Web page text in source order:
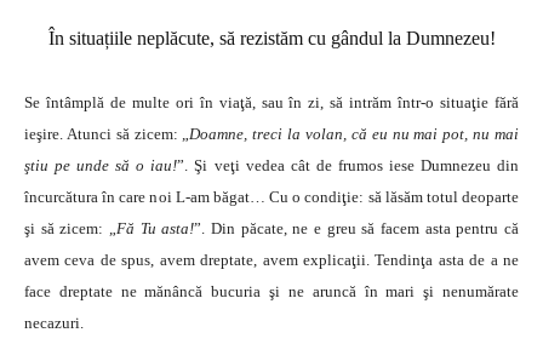
În situațiile neplăcute, să rezistăm cu gândul la Dumnezeu!
Se întâmplă de multe ori în viaţă, sau în zi, să intrăm într-o situaţie fără
ieşire. Atunci să zicem: „Doamne, treci la volan, că eu nu mai pot, nu mai
ştiu pe unde să o iau!”. Şi veţi vedea cât de frumos iese Dumnezeu din
încurcătura în care noi L-am băgat… Cu o condiţie: să lăsăm totul deoparte
şi să zicem: „Fă Tu asta!”. Din păcate, ne e greu să facem asta pentru că
avem ceva de spus, avem dreptate, avem explicaţii. Tendinţa asta de a ne
face dreptate ne mănâncă bucuria şi ne aruncă în mari şi nenumărate
necazuri.